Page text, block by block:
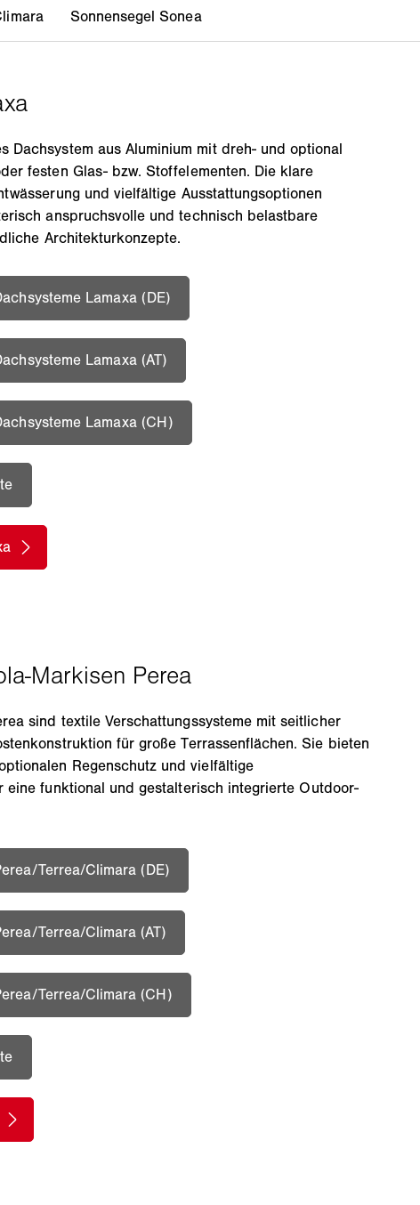
Dachsystem aus Aluminium mit dreh- und optional
festen Glas- bzw. Stoffelementen. Die klare
und vielfältige Ausstattungsoptionen
anspruchsvolle und technisch belastbare
Architekturkonzepte.
sind textile Verschattungssysteme mit seitlicher
für große Terrassenflächen. Sie bieten
Regenschutz und vielfältige
eine funktional und gestalterisch integrierte Outdoor-